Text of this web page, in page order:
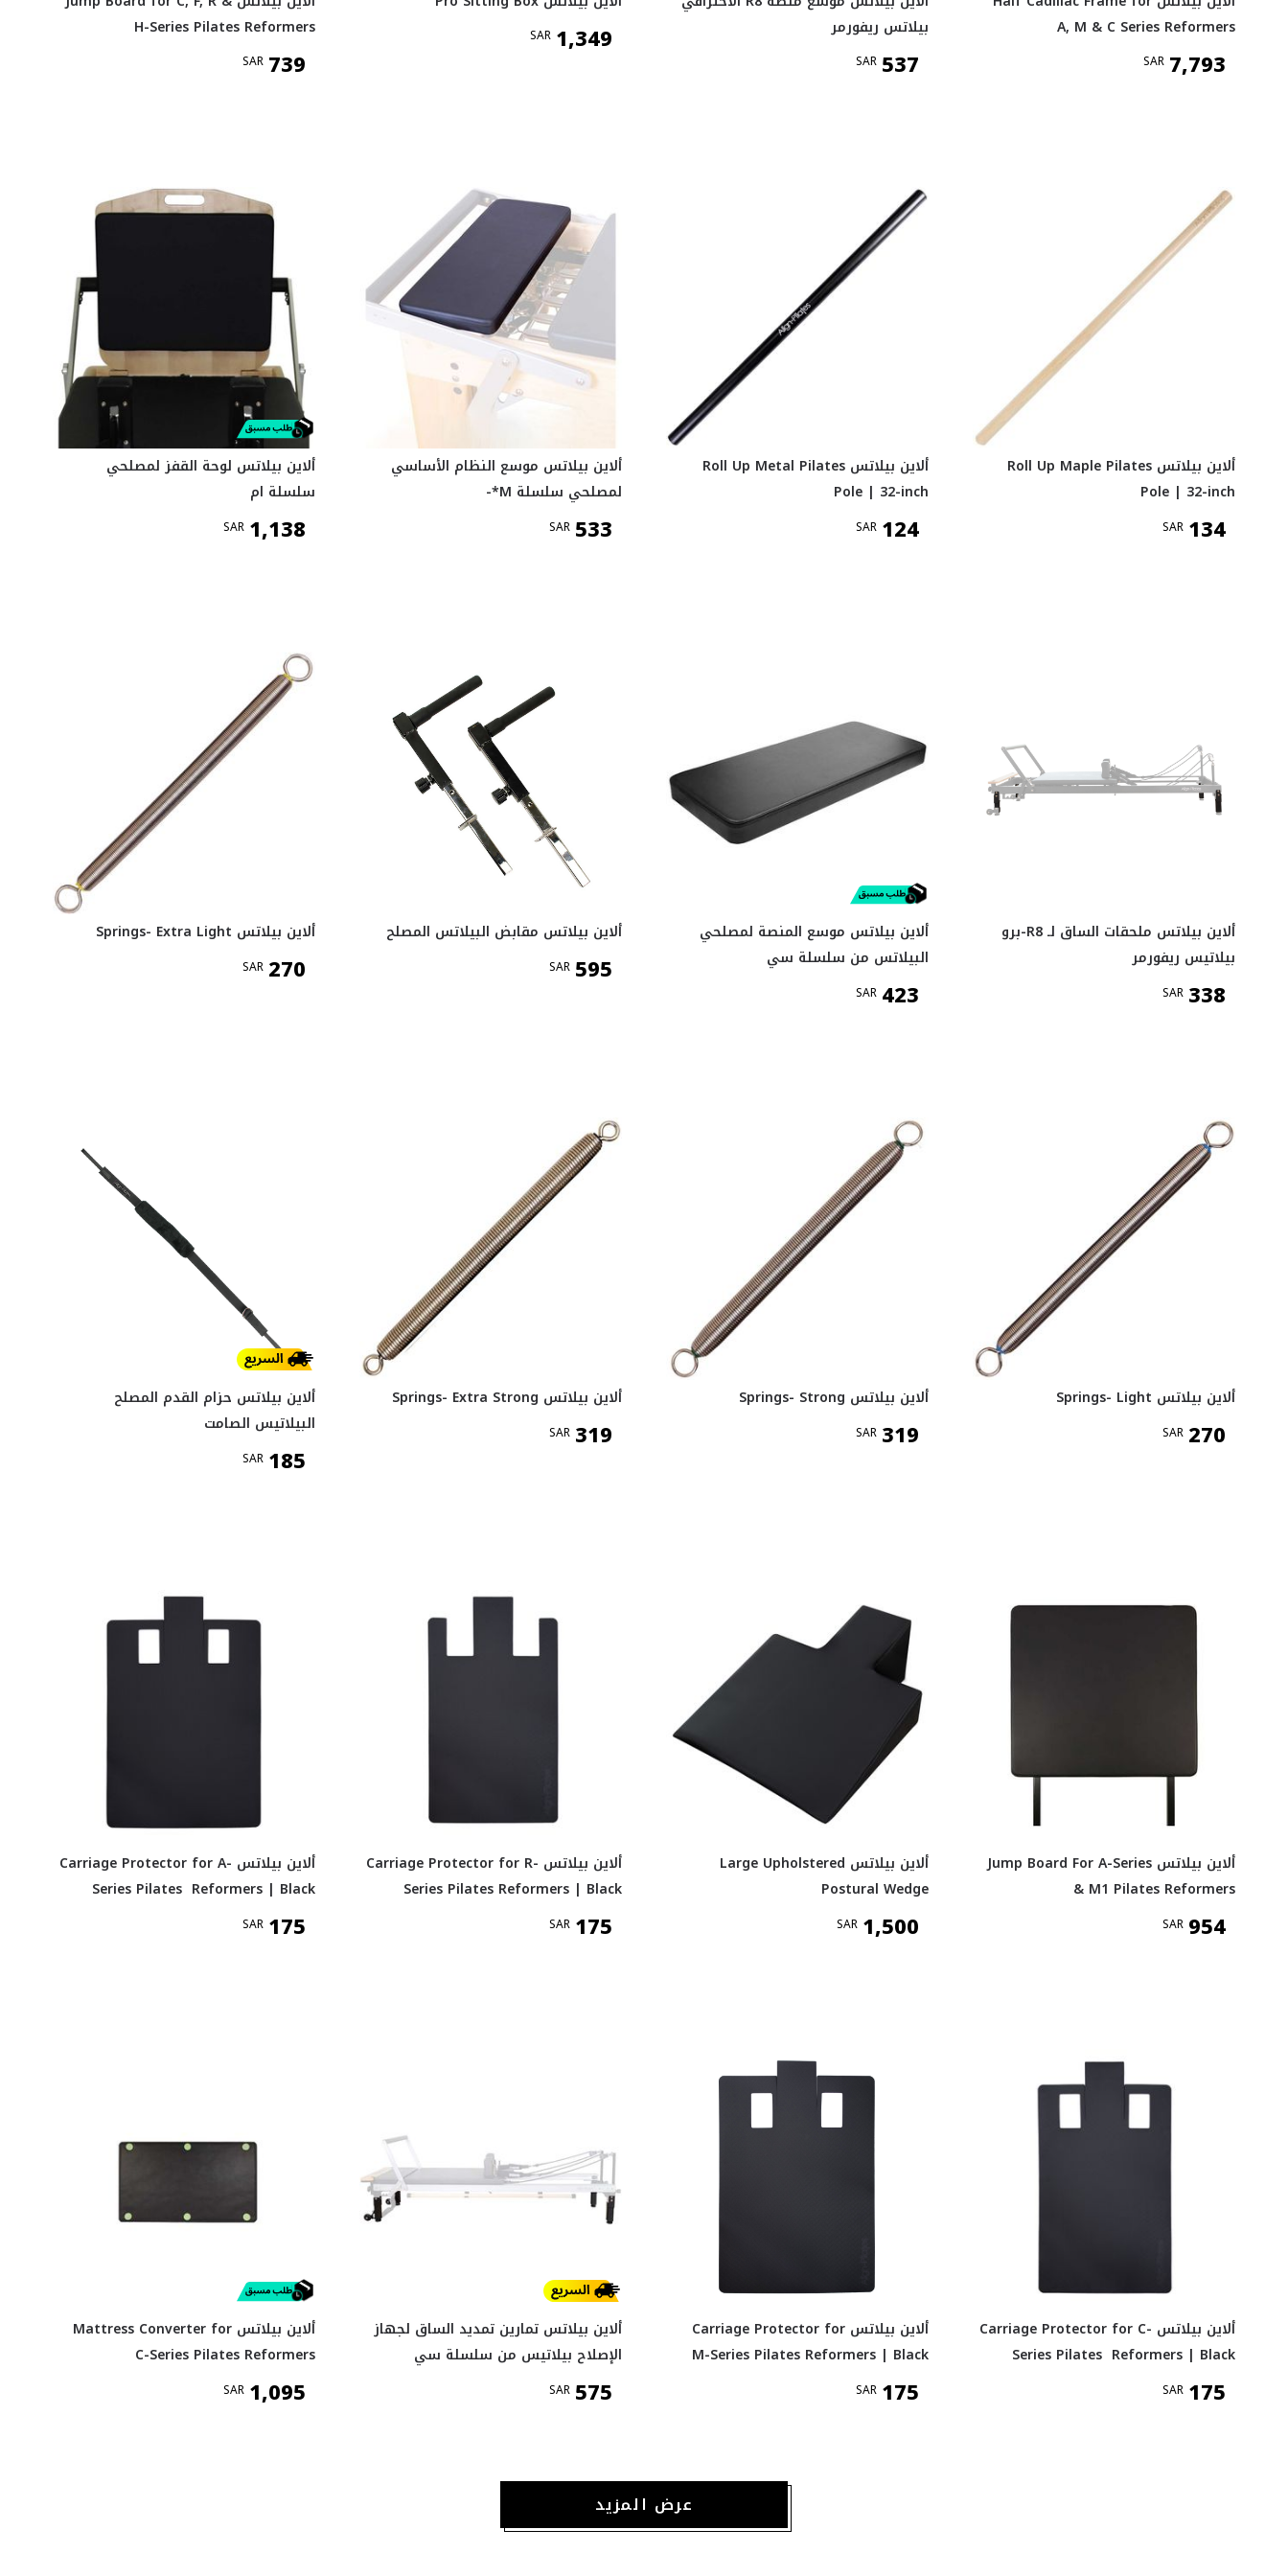
A, M & C Series Reformers
SAR 7,793
بيلاتس ريفورمر
SAR 537
SAR 1,349
H-Series Pilates Reformers
SAR 739
ألاين بيلاتس Roll Up Maple Pilates
Pole | 32-inch
SAR 134
ألاين بيلاتس Roll Up Metal Pilates
Pole | 32-inch
SAR 124
ألاين بيلاتس موسع النظام الأساسي
لمصلحي سلسلة M*-
SAR 533
ألاين بيلاتس لوحة القفز لمصلحي
سلسلة ام
SAR 1,138
ألاين بيلاتس ملحقات الساق لـ R8-برو
بيلاتيس ريفورمر
SAR 338
ألاين بيلاتس موسع المنصة لمصلحي
البيلاتس من سلسلة سي
SAR 423
ألاين بيلاتس مقابض البيلاتس المصلح
SAR 595
ألاين بيلاتس Springs- Extra Light
SAR 270
ألاين بيلاتس Springs- Light
SAR 270
ألاين بيلاتس Springs- Strong
SAR 319
ألاين بيلاتس Springs- Extra Strong
SAR 319
ألاين بيلاتس حزام القدم المصلح
البيلاتيس الصامت
SAR 185
ألاين بيلاتس Jump Board For A-Series
& M1 Pilates Reformers
SAR 954
ألاين بيلاتس Large Upholstered
Postural Wedge
SAR 1,500
ألاين بيلاتس Carriage Protector for R-
Series Pilates Reformers | Black
SAR 175
ألاين بيلاتس Carriage Protector for A-
Series Pilates Reformers | Black
SAR 175
ألاين بيلاتس Carriage Protector for C-
Series Pilates Reformers | Black
SAR 175
ألاين بيلاتس Carriage Protector for
M-Series Pilates Reformers | Black
SAR 175
ألاين بيلاتس تمارين تمديد الساق لجهاز
الإصلاح بيلاتيس من سلسلة سي
SAR 575
ألاين بيلاتس Mattress Converter for
C-Series Pilates Reformers
SAR 1,095
عرض المزيد